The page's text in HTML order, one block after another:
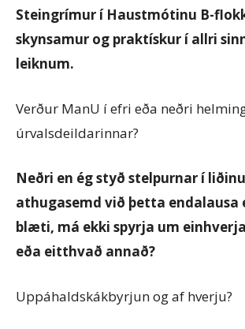
Steingrímur í Haustmótinu B-
skynsamur og praktískur í allri
leiknum.
Verður ManU í efri eða neðri
úrvalsdeildarinnar?
Neðri en ég styð stelpurnar í
athugasemd við þetta endalausa
blæti, má ekki spyrja um
eða eitthvað annað?
Uppáhaldskákbyrjun og af hverju?